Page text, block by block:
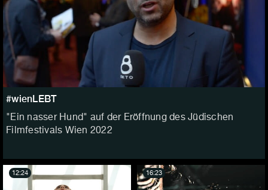
#wienLEBT
"Ein nasser Hund" auf der Eröffnung des Jüdischen
Filmfestivals Wien 2022
12:24 16:23